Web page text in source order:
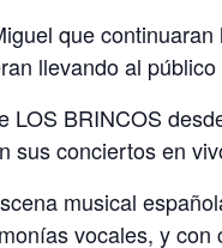
que
llevando al
LOS BRINCOS
sus conciertos en
musical
vocales, y